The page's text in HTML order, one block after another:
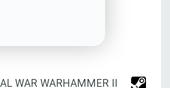
WAR WARHAMMER II